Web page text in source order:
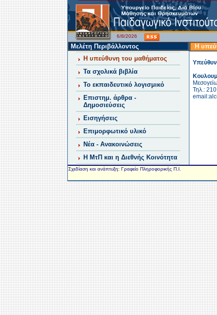
6/8/2026
Μελέτη Περιβάλλοντος
Η υπεύθυνη του μαθήματος
Τα σχολικά βιβλία
Το εκπαιδευτικό λογισμικό
Επιστημ. άρθρα -
Δημοσιεύσεις
Εισηγήσεις
Επιμορφωτικό υλικό
Νέα - Ανακοινώσεις
Η ΜτΠ και η Διεθνής Κοινότητα
Η
Τηλ.:
Σχεδίαση και ανάπτυξη: Γραφείο Πληροφορικής Π.Ι.